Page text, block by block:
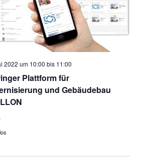
Plattform für
und Gebäudebau
2022 um 10:00 bis 11:00